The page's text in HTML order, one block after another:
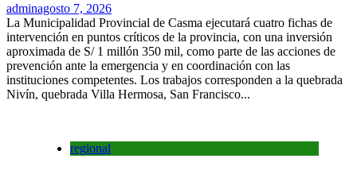
adminagosto 7, 2026
La Municipalidad Provincial de Casma ejecutará cuatro fichas de
intervención en puntos críticos de la provincia, con una inversión
aproximada de S/ 1 millón 350 mil, como parte de las acciones de
prevención ante la emergencia y en coordinación con las
instituciones competentes. Los trabajos corresponden a la quebrada
Nivín, quebrada Villa Hermosa, San Francisco...
regional